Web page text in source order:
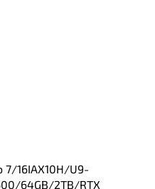
7/16IAX10H/U9-
64GB/2TB/RTX